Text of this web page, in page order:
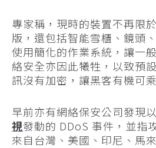
專家稱，現時的裝置不再限
版，還包括智能雪櫃、鏡頭
使用簡化的作業系統，讓一
絡安全亦因此犧牲，以致預
訊沒有加密，讓黑客有機可
早前亦有網絡保安公司發現以
視發動的 DDoS 事件，並指
來自台灣、美國、印尼、馬